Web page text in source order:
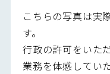
こちらの写真は実
す。
行政の許可をいた
業務を体感してい